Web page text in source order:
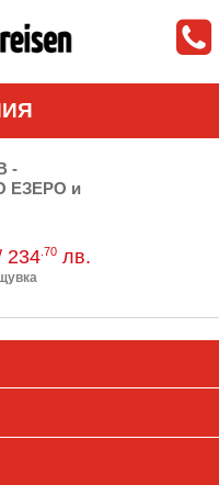
-
ЕЗЕРО и
234 .70 лв.